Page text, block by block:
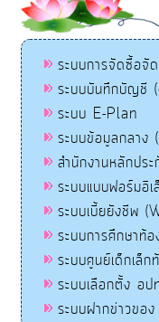
ระบบการจัดซื้อจั
ระบบบันทึกบัญชี
ระบบ E-Plan
ระบบข้อมูลกลาง
สำนักงานหลักปร
ระบบแบบฟอร์มอิ
ระบบเบี้ยยังชีพ
ระบบการศึกษาท้
ระบบศูนย์เด็กเล็
ระบบเลือกตั้ง อป
ระบบฝากข่าวขอ